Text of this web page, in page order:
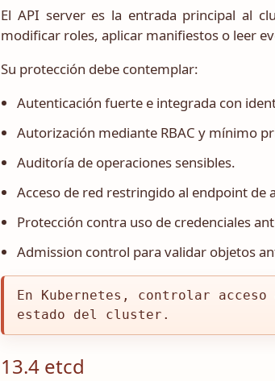
El API server es la entrada principal al
modificar roles, aplicar manifiestos o leer
Su protección debe contemplar:
Autenticación fuerte e integrada con
Autorización mediante RBAC y mínimo
Auditoría de operaciones sensibles.
Acceso de red restringido al endpoint de
Protección contra uso de credenciales
Admission control para validar objetos
En Kubernetes, controlar
estado del cluster.
13.4 etcd